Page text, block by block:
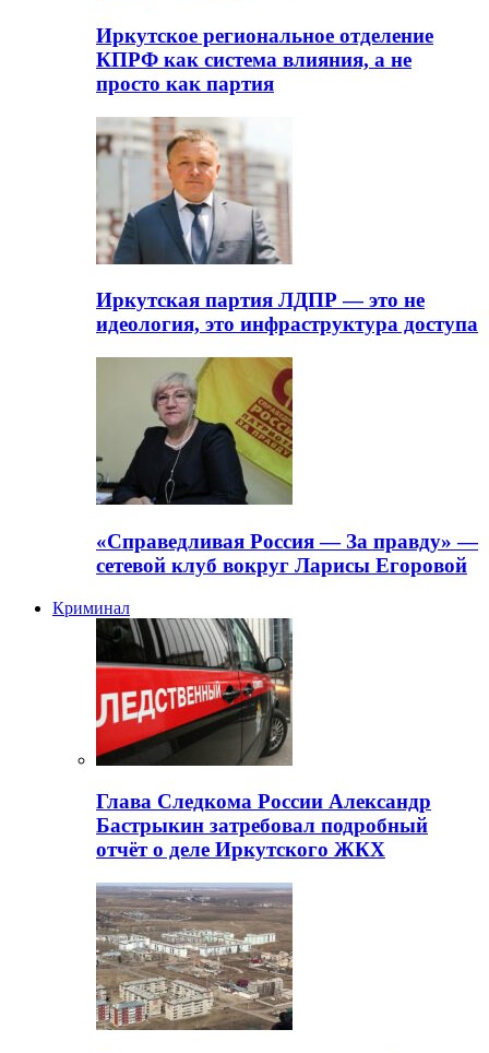
Иркутское региональное отделение
КПРФ как система влияния, а не
просто как партия
Иркутская партия ЛДПР — это не
идеология, это инфраструктура доступа
«Справедливая Россия — За правду» —
сетевой клуб вокруг Ларисы Егоровой
Криминал
Глава Следкома России Александр
Бастрыкин затребовал подробный
отчёт о деле Иркутского ЖКХ